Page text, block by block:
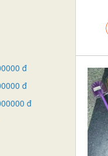
thông
nhà
đ
đ
đ